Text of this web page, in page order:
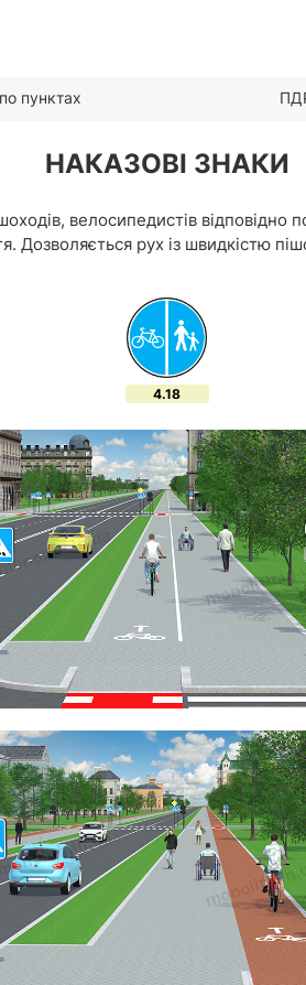
пунктах
НАКАЗОВІ ЗНАКИ
велосипедистів відповідно
рух із швидкістю
4.18